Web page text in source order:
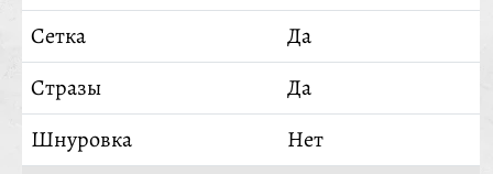
Сетка
Да
Стразы
Да
Шнуровка
Нет